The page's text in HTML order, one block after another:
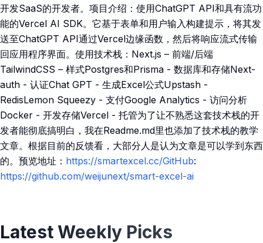
开发SaaS的开发者。项目介绍：使用ChatGPT API和具有流功
能的Vercel AI SDK。它基于表单和用户输入构建提示，将其发
送至ChatGPT API通过Vercel边缘函数，然后将响应流式传输
回应用程序界面。使用技术栈：Next.js – 前端/后端
TailwindCSS – 样式Postgres和Prisma - 数据库和存储Next-
auth - 认证Chat GPT - 生成Excel公式Upstash -
RedisLemon Squeezy - 支付Google Analytics - 访问分析
Docker - 开发存储Vercel - 托管为了让不熟悉这套技术栈的开
发者能彻底搞明白，我在Readme.md里也添加了技术栈的教学
文章。根据目前的反馈看，大部分人是认为文章是可以学到东西
的。预览地址： https://smartexcel.cc/GitHub:
https://github.com/weijunext/smart-excel-ai
Latest Weekly Picks